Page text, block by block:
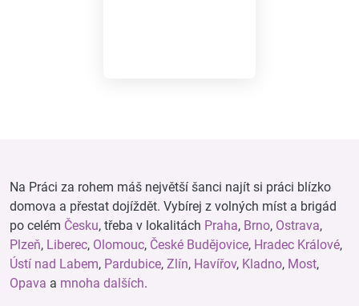
Na Práci za rohem máš největší šanci najít si práci blízko
domova a přestat dojíždět. Vybírej z volných míst a brigád
po celém Česku, třeba v lokalitách Praha, Brno, Ostrava,
Plzeň, Liberec, Olomouc, České Budějovice, Hradec Králové,
Ústí nad Labem, Pardubice, Zlín, Havířov, Kladno, Most,
Opava a mnoha dalších.